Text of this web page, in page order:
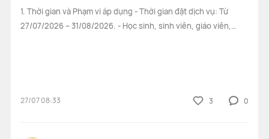
1. Thời gian và Phạm vi áp dụng - Thời gian đặt dịch vụ: Từ
27/07/2026 – 31/08/2026. - Học sinh, sinh viên, giáo viên,
27/07 08:33 3 0